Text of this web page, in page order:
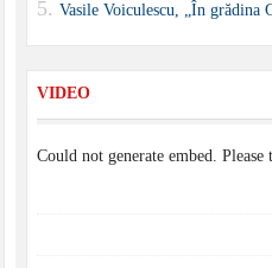
Vasile Voiculescu, „În grădina
VIDEO
Could not generate embed. Please